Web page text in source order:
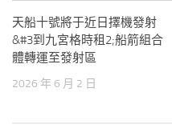
天船十號將于近日擇機發射
&#3到九宮格時租2;船箭組合
體轉運至發射區
2026 年 6 月 2 日